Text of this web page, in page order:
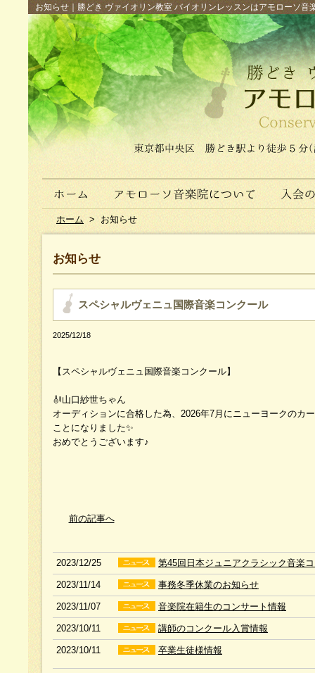
お知らせ｜勝どき ヴァイオリン教室 バイオリンレッスンはアモローソ
ホーム > お知らせ
お知らせ
スペシャルヴェニュ国際音楽コンクール
2025/12/18
【スペシャルヴェニュ国際音楽コンクール】
🎻山口紗世ちゃん
オーディションに合格した為、2026年7月にニューヨークのカ
ことになりました✨
おめでとうございます♪
前の記事へ
2023/12/25 第45回日本ジュニアクラシック音楽
2023/11/14 事務冬季休業のお知らせ
2023/11/07 音楽院在籍生のコンサート情報
2023/10/11 講師のコンクール入賞情報
2023/10/11 卒業生徒様情報